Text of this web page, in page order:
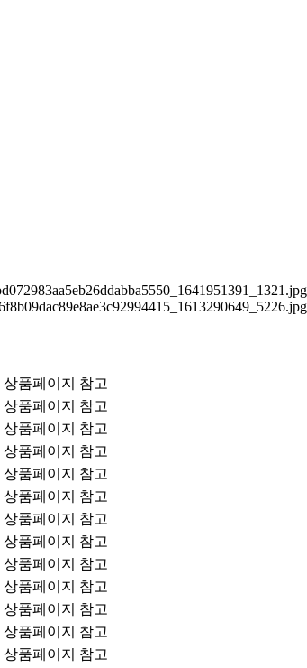
상품페이지 참고
상품페이지 참고
상품페이지 참고
상품페이지 참고
상품페이지 참고
상품페이지 참고
상품페이지 참고
상품페이지 참고
상품페이지 참고
상품페이지 참고
상품페이지 참고
상품페이지 참고
상품페이지 참고